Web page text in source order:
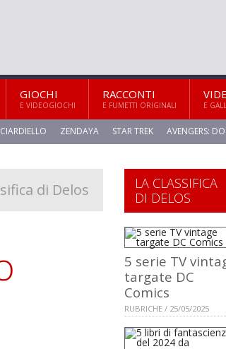
GIOCHI
E VIDEOGIOCHI
RACCONTI
E FUMETTI ORIGINALI E
ZENDAYA STAR TREK AVENGERS:
di Delos
LA CLASSIFICA
DI DELOS
5 serie TV
targate DC
Comics
RUBRICHE / 25/05/2025